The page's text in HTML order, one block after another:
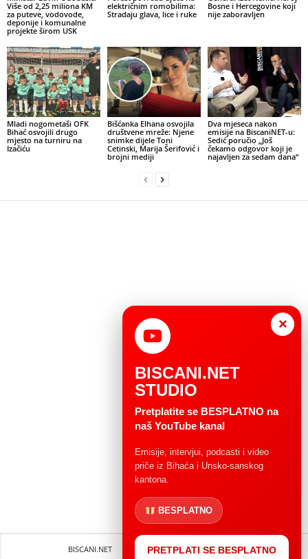
Više od 2,25 miliona KM
za puteve, vodovode,
deponije i komunalne
projekte širom USK
električnim romobilima:
Stradaju glava, lice i ruke
Bosne i Hercegovine koji
nije zaboravljen
Mladi nogometaši OFK
Bihać osvojili drugo
mjesto na turniru na
Izačiću
Bišćanka Elhana osvojila
društvene mreže: Njene
snimke dijele Toni
Cetinski, Marija Šerifović i
brojni mediji
Dva mjeseca nakon
emisije na BiscaniNET-u:
Sedić poručio „Još
čekamo odgovor koji je
najavljen za sedam dana“
BISCANI.NET Impressum Uvjeti korištenja
×
BISCANI.NET
STUDIO
Pretplatite se BESPLATNO na
naš YouTube kanal
Emisije, intervjui, podcasti i video
priče iz Bihaća i Unsko-sanskog
kantona.
BESPLATNO
PRETPLATI SE BESPLATNO